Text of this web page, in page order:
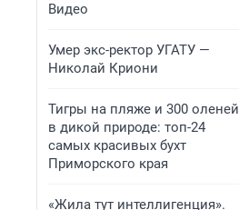
Видео
Умер экс-ректор УГАТУ —
Николай Криони
Тигры на пляже и 300 оленей
в дикой природе: топ-24
самых красивых бухт
Приморского края
«Жила тут интеллигенция».